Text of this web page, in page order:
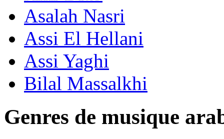
Asalah Nasri
Assi El Hellani
Assi Yaghi
Bilal Massalkhi
Genres de musique